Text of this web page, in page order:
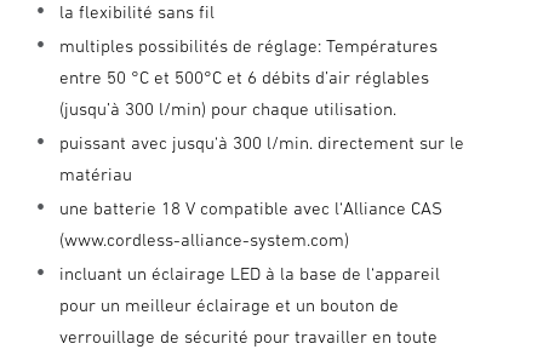
la flexibilité sans fil
multiples possibilités de réglage: Températures
entre 50 °C et 500°C et 6 débits d’air réglables
(jusqu’à 300 l/min) pour chaque utilisation.
puissant avec jusqu‘à 300 l/min. directement sur le
matériau
une batterie 18 V compatible avec l‘Alliance CAS
(www.cordless-alliance-system.com)
incluant un éclairage LED à la base de l‘appareil
pour un meilleur éclairage et un bouton de
verrouillage de sécurité pour travailler en toute